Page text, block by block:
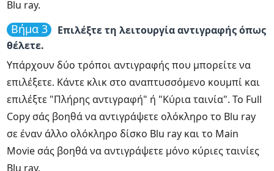
Blu ray.
Βήμα 3
Επιλέξτε τη λειτουργία αντιγραφής όπως
θέλετε.
Υπάρχουν δύο τρόποι αντιγραφής που μπορείτε να
επιλέξετε. Κάντε κλικ στο αναπτυσσόμενο κουμπί και
επιλέξτε "Πλήρης αντιγραφή" ή "Κύρια ταινία". Το Full
Copy σάς βοηθά να αντιγράψετε ολόκληρο το Blu ray
σε έναν άλλο ολόκληρο δίσκο Blu ray και το Main
Movie σάς βοηθά να αντιγράψετε μόνο κύριες ταινίες
Blu ray.